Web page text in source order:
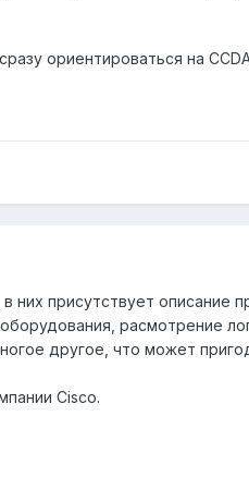
ориентироваться на
в них присутствует
расмотрение
другое, что может
Cisco.